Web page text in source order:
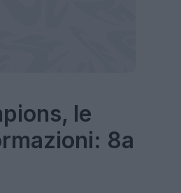
le
8a